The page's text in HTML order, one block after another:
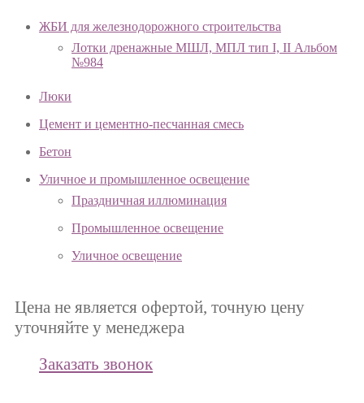
ЖБИ для железнодорожного строительства
Лотки дренажные МШЛ, МПЛ тип I, II Альбом
№984
Люки
Цемент и цементно-песчанная смесь
Бетон
Уличное и промышленное освещение
Праздничная иллюминация
Промышленное освещение
Уличное освещение
Цена не является офертой, точную цену
уточняйте у менеджера
Заказать звонок